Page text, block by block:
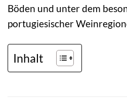
Böden und unter dem
portugiesischer
Inhalt